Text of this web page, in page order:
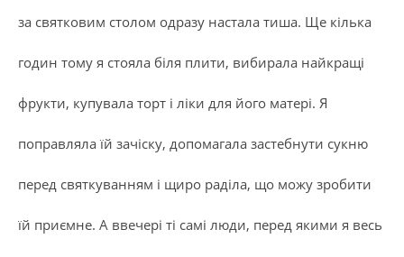
за святковим столом одразу настала тиша. Ще кілька
годин тому я стояла біля плити, вибирала найкращі
фрукти, купувала торт і ліки для його матері. Я
поправляла їй зачіску, допомагала застебнути сукню
перед святкуванням і щиро раділа, що можу зробити
їй приємне. А ввечері ті самі люди, перед якими я весь